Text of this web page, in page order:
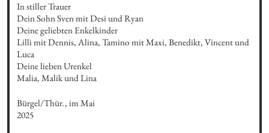
In stiller Trauer
Dein Sohn Sven mit Desi und Ryan
Deine geliebten Enkelkinder
Lilli mit Dennis, Alina, Tamino mit Maxi, Benedikt, Vincent und
Luca
Deine lieben Urenkel
Malia, Malik und Lina
Bürgel/Thür., im Mai
2025